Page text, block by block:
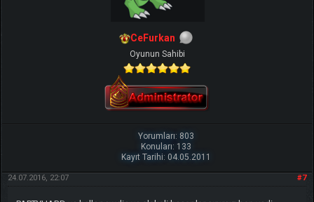
CeFurkan
Oyunun Sahibi
Yorumları: 803
Konuları: 133
Kayıt Tarihi: 04.05.2011
#7
24.07.2016, 22:07